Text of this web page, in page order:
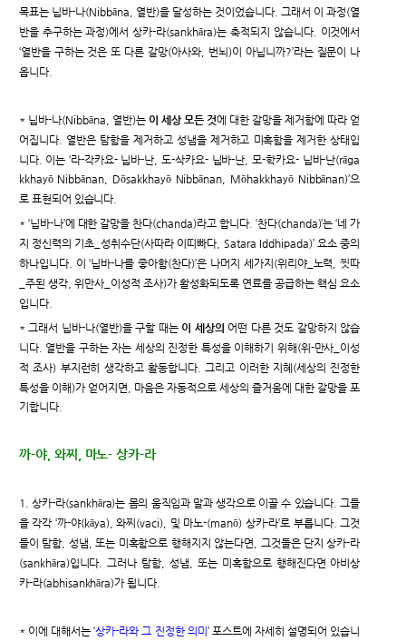
목표는 닙바-나(Nibbāna, 열반)을 달성하는 것이었습니다. 그래서 이 과정(열
반을 추구하는 과정)에서 상카-라(sankhāra)는 축적되지 않습니다. 이것에서
‘열반을 구하는 것은 또 다른 갈망(아사와, 번뇌)이 아닙니까?’라는 질문이 나
옵니다.
* 닙바-나(Nibbāna, 열반)는 이 세상 모든 것에 대한 갈망을 제거함에 따라 얻
어집니다. 열반은 탐함을 제거하고 성냄을 제거하고 미혹함을 제거한 상태입
니다. 이는 ‘라-각카요- 닙바-난, 도-삭카요- 닙바-난, 모-학카요- 닙바-난(rāga
kkhayō Nibbānan, Dōsakkhayō Nibbānan, Mōhakkhayō Nibbānan)’으
로 표현되어 있습니다.
* ‘닙바-나’에 대한 갈망을 찬다(chanda)라고 합니다. ‘찬다(chanda)’는 ‘네 가
지 정신력의 기초_성취수단(사따라 이띠빠다, Satara Iddhipada)’ 요소 중의
하나입니다. 이 ‘닙바-나를 좋아함(찬다)’은 나머지 세가지(위리야_노력, 찟따
_주된 생각, 위만사_이성적 조사)가 활성화되도록 연료를 공급하는 핵심 요소
입니다.
* 그래서 닙바-나(열반)을 구할 때는 이 세상의 어떤 다른 것도 갈망하지 않습
니다. 열반을 구하는 자는 세상의 진정한 특성을 이해하기 위해(위-만사_이성
적 조사) 부지런히 생각하고 활동합니다. 그리고 이러한 지혜(세상의 진정한
특성을 이해)가 얻어지면, 마음은 자동적으로 세상의 즐거움에 대한 갈망을 포
기합니다.
까-야, 와찌, 마노- 상카-라
1. 상카-라(sankhāra)는 몸의 움직임과 말과 생각으로 이끌 수 있습니다. 그들
을 각각 ‘까-야(kāya), 와찌(vaci), 및 마노-(manō) 상카-라’로 부릅니다. 그것
들이 탐함, 성냄, 또는 미혹함으로 행해지지 않는다면, 그것들은 단지 상카-라
(sankhāra)입니다. 그러나 탐함, 성냄, 또는 미혹함으로 행해진다면 아비상
카-라(abhisankhāra)가 됩니다.
* 이에 대해서는 ‘상카-라와 그 진정한 의미’ 포스트에 자세히 설명되어 있습니